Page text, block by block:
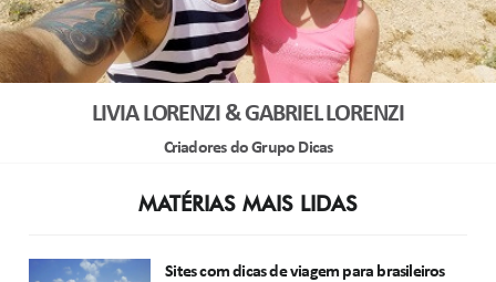
LIVIA LORENZI & GABRIEL LORENZI
Criadores do Grupo Dicas
MATÉRIAS MAIS LIDAS
Sites com dicas de viagem para brasileiros